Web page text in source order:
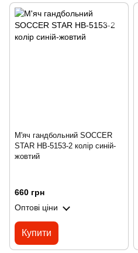
М'яч гандбольний SOCCER
STAR HB-5153-2 колір синій-
жовтий
660 грн
Оптові ціни
Купити